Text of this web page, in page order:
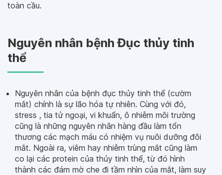
toàn cầu.
Nguyên nhân bệnh Đục thủy tinh
thể
Nguyên nhân của bệnh đục thủy tinh thể (cườm
mắt) chính là sự lão hóa tự nhiên. Cùng với đó,
stress , tia tử ngoại, vi khuẩn, ô nhiễm môi trường
cũng là những nguyên nhân hàng đầu làm tổn
thương các mạch máu có nhiệm vụ nuôi dưỡng đôi
mắt. Ngoài ra, viêm hay nhiễm trùng mắt cũng làm
co lại các protein của thủy tinh thể, từ đó hình
thành các đám mờ che đi tầm nhìn của mắt, làm suy